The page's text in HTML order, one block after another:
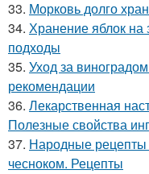
33. Морковь долго
34. Хранение яблок
подходы
35. Уход за
рекомендации
36. Лекарственная
Полезные свойства
37. Народные
чесноком. Рецепты